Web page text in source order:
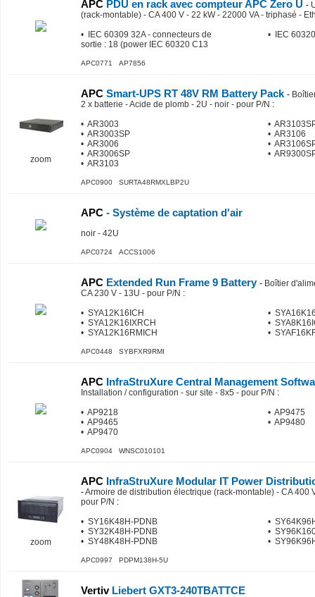
APC PDU en rack avec compteur APC Zero U -
(rack-montable) - CA 400 V - 22 kW - 22000 VA - triphasé -
• IEC 60309 32A - connecteurs de
sortie : 18 (power IEC 60320 C13
• IEC
APC0771 AP7856
zoom
APC Smart-UPS RT 48V RM Battery Pack -
2 x batterie - Acide de plomb - 2U - noir - pour P/N :
• AR3003
• AR3003SP
• AR3006
• AR3006SP
• AR3103
•
• AR3106
•
•
APC0900 SURTA48RMXLBP2U
APC - Système de captation d'air
noir - 42U
APC0724 ACCS1006
APC Extended Run Frame 9 Battery - Boîtier
CA 230 V - 13U - pour P/N :
• SYA12K16ICH
• SYA12K16IXRCH
• SYA12K16RMICH
•
•
•
APC0448 SYBFXR9RMI
APC InfraStruXure Central Management
Installation / configuration - sur site - 8x5 - pour P/N :
• AP9218
• AP9465
• AP9470
• AP9475
• AP9480
APC0904 WNSC010101
zoom
APC InfraStruXure Modular IT Power
-Armoire de distribution électrique (rack-montable) - CA 400
pour P/N :
• SY16K48H-PDNB
• SY32K48H-PDNB
• SY48K48H-PDNB
•
•
•
APC0997 PDPM138H-5U
VertivLiebert GXT3-240TBATTCE